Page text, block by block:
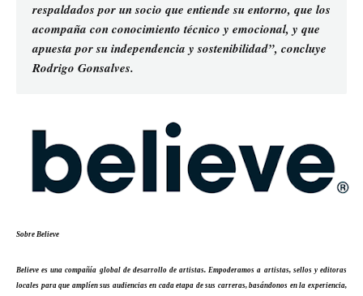
respaldados por un socio que entiende su entorno, que los
acompaña con conocimiento técnico y emocional, y que
apuesta por su independencia y sostenibilidad”, concluye
Rodrigo Gonsalves.
Sobre Believe
Believe es una compañía global de desarrollo de artistas. Empoderamos a artistas, sellos y editoras
locales para que amplíen sus audiencias en cada etapa de sus carreras, basándonos en la experiencia,